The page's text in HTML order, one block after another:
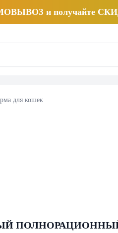
и получайте
для кошек
ПОЛНОРАЦИОННЫЙ